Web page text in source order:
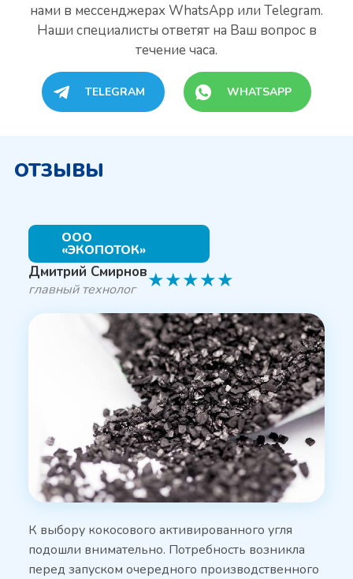
нами в мессенджерах WhatsApp или Telegram.
Наши специалисты ответят на Ваш вопрос в
течение часа.
TELEGRAM WHATSAPP
ОТЗЫВЫ
ООО
«ЭКОПОТОК»
Дмитрий Смирнов
главный технолог ★★★★★
К выбору кокосового активированного угля
подошли внимательно. Потребность возникла
перед запуском очередного производственного